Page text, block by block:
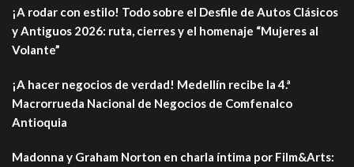
¡A rodar con estilo! Todo sobre el Desfile de Autos Clásicos
y Antiguos 2026: ruta, cierres y el homenaje “Mujeres al
Volante”
¡A hacer negocios de verdad! Medellín recibe la 4.ª
Macrorrueda Nacional de Negocios de Comfenalco
Antioquia
Madonna y Graham Norton en charla íntima por Film&Arts: